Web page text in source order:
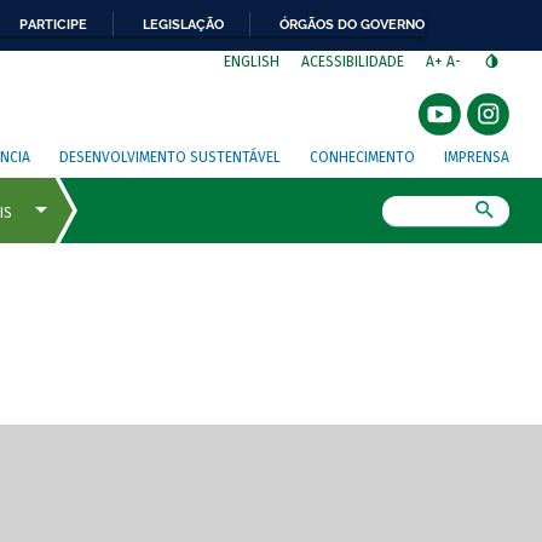
PARTICIPE LEGISLAÇÃO ÓRGÃOS DO GOVERNO
ENGLISH ACESSIBILIDADE A+ A-
DESENVOLVIMENTO SUSTENTÁVEL CONHECIMENTO IMPRENSA
de tela